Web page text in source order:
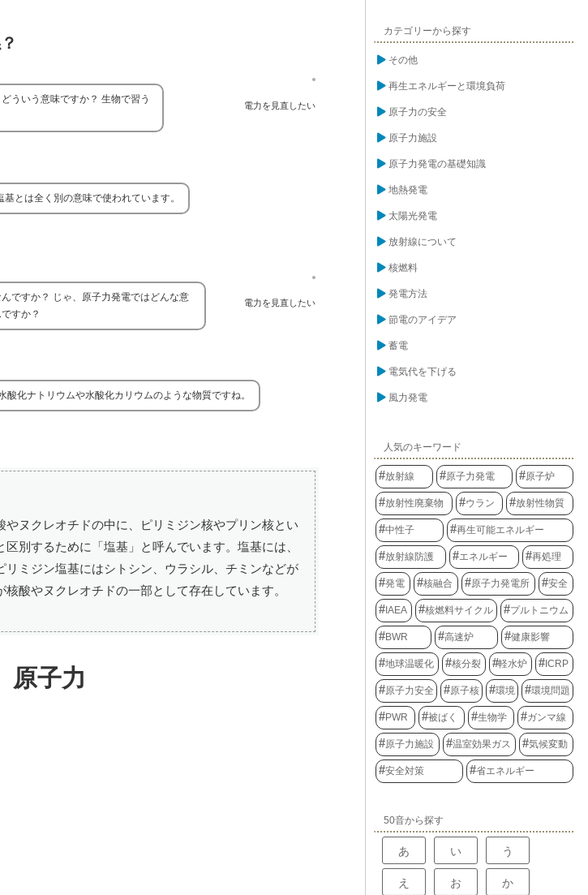
電力を見直したい
ういう意味ですか？ 生物で習う
とは全く別の意味で使われています。
電力を見直したい
んですか？ じゃ、原子力発電ではどんな意
すか？
化ナトリウムや水酸化カリウムのような物質ですね。
ヌクレオチドの中に、ピリミジン核やプリン核とい
別するために「塩基」と呼んでいます。塩基には、
ミジン塩基にはシトシン、ウラシル、チミンなどが
酸やヌクレオチドの一部として存在しています。
原子力
カテゴリーから探す
その他
再生エネルギーと環境負荷
原子力の安全
原子力施設
原子力発電の基礎知識
地熱発電
太陽光発電
放射線について
核燃料
発電方法
節電のアイデア
蓄電
電気代を下げる
風力発電
人気のキーワード
放射線 原子力発電 原子炉
放射性廃棄物 ウラン 放射性物質
中性子 再生可能エネルギー
放射線防護 エネルギー 再処理
発電 核融合 原子力発電所 安全
IAEA 核燃料サイクル プルトニウム
BWR 高速炉 健康影響
地球温暖化 核分裂 軽水炉 ICRP
原子力安全 原子核 環境 環境問題
PWR 被ばく 生物学 ガンマ線
原子力施設 温室効果ガス 気候変動
安全対策 省エネルギー
50音から探す
あ い う
え お か